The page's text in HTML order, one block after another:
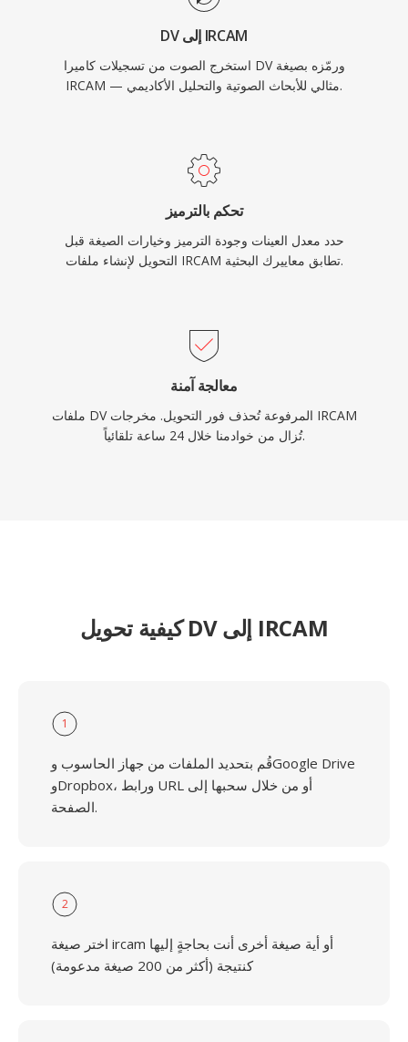
DV إلى IRCAM
استخرج الصوت من تسجيلات كاميرا DV ورمّزه بصيغة
IRCAM — مثالي للأبحاث الصوتية والتحليل الأكاديمي.
تحكم بالترميز
حدد معدل العينات وجودة الترميز وخيارات الصيغة قبل
التحويل لإنشاء ملفات IRCAM تطابق معاييرك البحثية.
معالجة آمنة
ملفات DV المرفوعة تُحذف فور التحويل. مخرجات IRCAM
تُزال من خوادمنا خلال 24 ساعة تلقائياً.
كيفية تحويل DV إلى IRCAM
1
قُم بتحديد الملفات من جهاز الحاسوب وGoogle Drive
وDropbox، ورابط URL أو من خلال سحبها إلى
الصفحة.
2
اختر صيغة ircam أو أية صيغة أخرى أنت بحاجةٍ إليها
كنتيجة (أكثر من 200 صيغة مدعومة)